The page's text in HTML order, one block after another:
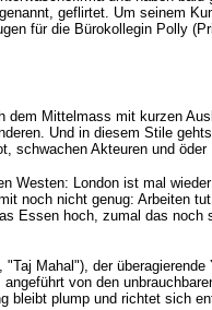
geflirtet. Um seinem
für die Bürokollegin Polly
Mittelmass mit kurzen
Und in diesem Stile
schwachen Akteuren und
Westen: London ist mal
noch nicht genug: Arbeiten
hoch, zumal das
, "Taj Mahal"), der überagierende
von den
plump und richtet sich